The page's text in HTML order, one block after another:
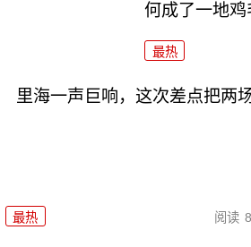
何成了一地鸡
最热
里海一声巨响，这次差点把两
最热 阅读